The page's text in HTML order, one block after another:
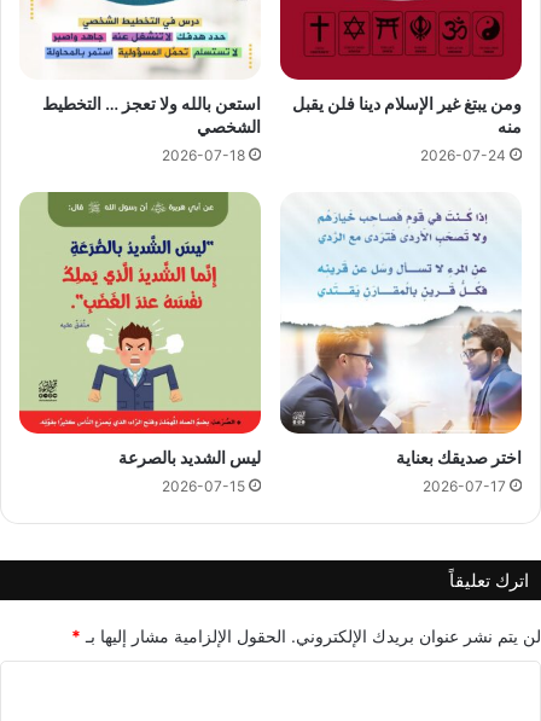
ومن يبتغ غير الإسلام دينا فلن يقبل
منه
2026-07-24
استعن بالله ولا تعجز … التخطيط
الشخصي
2026-07-18
اختر صديقك بعناية
2026-07-17
ليس الشديد بالصرعة
2026-07-15
اترك تعليقاً
لن يتم نشر عنوان بريدك الإلكتروني. الحقول الإلزامية مشار إليها بـ *